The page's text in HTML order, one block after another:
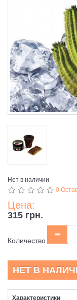
Нет в наличии
0
Цена:
315 грн.
Количество
НЕТ В
Характеристики